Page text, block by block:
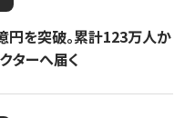
円を突破。累計123万人か
ターへ届く